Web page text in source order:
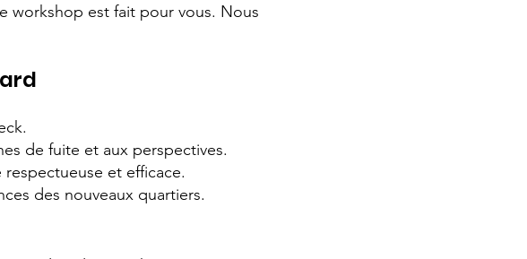
workshop est fait pour vous. Nous
de fuite et aux perspectives.
et efficace.
des nouveaux quartiers.